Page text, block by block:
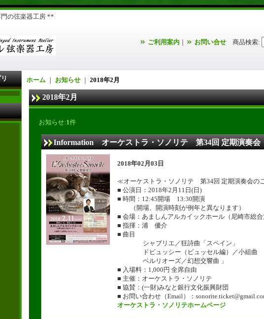
の弦楽器工房 **
ご利用案内 ｜ お問い合せ 商品検索:
ホーム ｜ お知らせ ｜ 2018年2月
2018年2月
お知らせ:1件
Information オーケストラ・ソノリテ 第34回 定期演奏会
2018年02月03日
≪オーケストラ・ソノリテ 第34回 定期演奏会の
■ 公演日：2018年2月11日(日)
■ 時間：12:45開場 13:30開演
（開場、開演時刻が例年と異なります）
■ 会場：あましんアルカイックホール（尼崎市総
■ 指揮：浦 優介
■ 曲目
シャブリエ／狂詩曲「スペイン」
ドビュッシー（ビュッセル編）／小組曲
ベルリオーズ／幻想交響曲 」
■ 入場料：1,000円 全席自由
■ 主催：オーケストラ・ソノリテ
■ 協賛：(一財)みなと銀行文化振興財団
■ お問い合わせ（Email）：
オーケストラ・ソノリテホームページ